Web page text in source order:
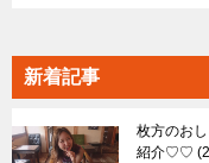
一
覧
新着記事
枚方のお
紹介♡♡